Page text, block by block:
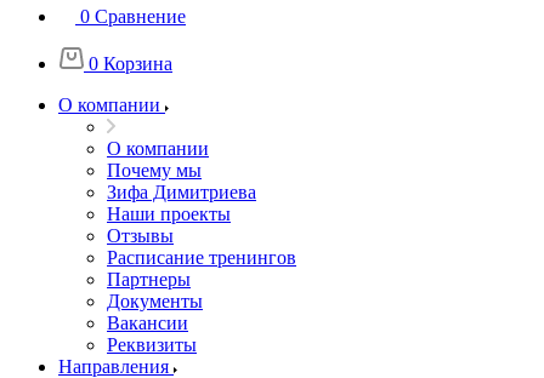
0 Сравнение
0 Корзина
О компании
О компании
Почему мы
Зифа Димитриева
Наши проекты
Отзывы
Расписание тренингов
Партнеры
Документы
Вакансии
Реквизиты
Направления